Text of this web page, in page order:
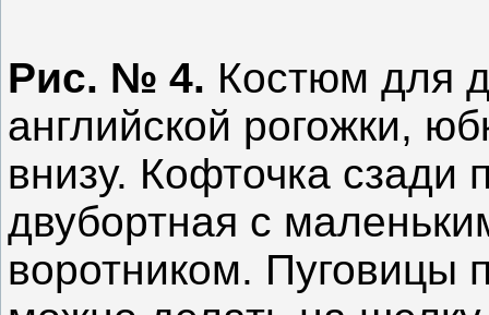
Рис. № 4. Костюм для
английской рогожки,
внизу. Кофточка сзади
двубортная с
воротником. Пуговицы